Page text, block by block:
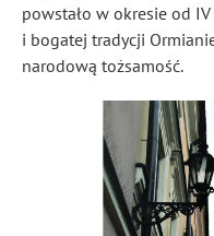
powstało w okresie od
i bogatej tradycji
narodową tożsamość.